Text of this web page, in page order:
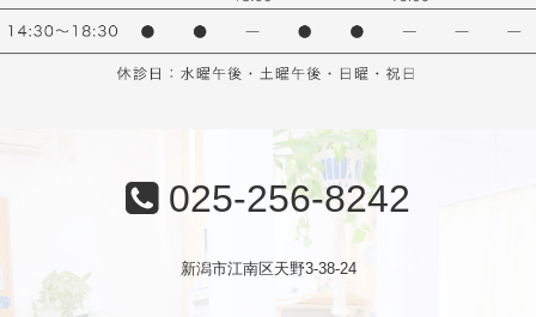
025-256-8242
新潟市江南区天野3-38-24